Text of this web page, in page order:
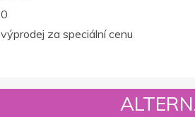
0
výprodej za speciální cenu